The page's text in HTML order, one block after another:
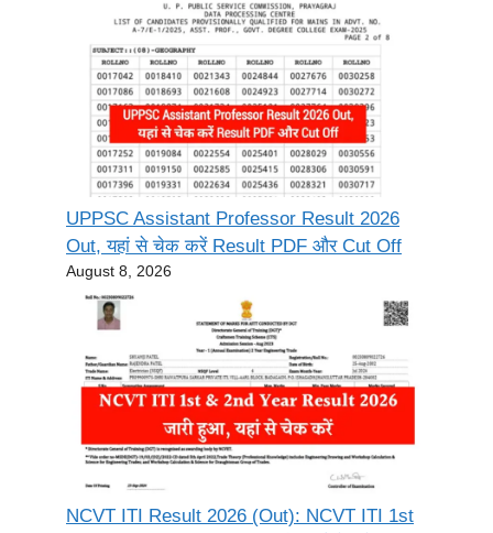
UPPSC Assistant Professor Result 2026
Out, यहां से चेक करें Result PDF और Cut Off
August 8, 2026
NCVT ITI Result 2026 (Out): NCVT ITI 1st